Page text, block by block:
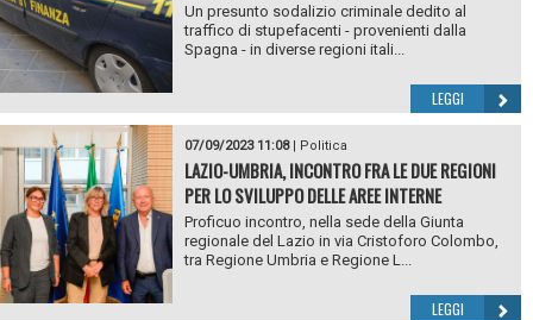
Un presunto sodalizio criminale dedito al
traffico di stupefacenti - provenienti dalla
Spagna - in diverse regioni itali...
LEGGI
07/09/2023 11:08| Politica
LAZIO-UMBRIA, INCONTRO FRA LE DUE REGIONI
PER LO SVILUPPO DELLE AREE INTERNE
Proficuo incontro, nella sede della Giunta
regionale del Lazio in via Cristoforo Colombo,
tra Regione Umbria e Regione L...
LEGGI